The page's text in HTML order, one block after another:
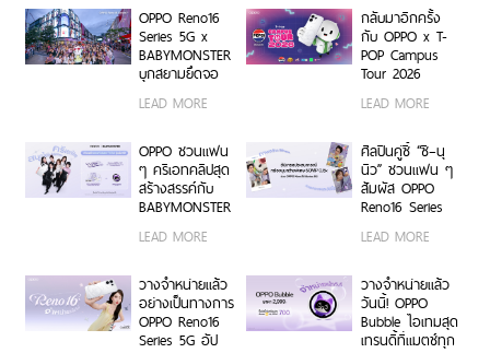
Platform ยก
ระดับการจัดการ
ข้อมูลสู่ยุค
Digital-First
Enterprise
OPPO Reno16
Series 5G x
BABYMONSTER
บุกสยามยึดจอ
บันดาลใจให้ทุก
เองได้เต็มที่ ผ่าน
OPPO K-POP
Star Random
Dance พร้อม
คลูซีฟ
LEAD MORE
กลับมาอีกครั้ง
กับ OPPO x T-
POP Campus
Tour 2026
สนุก บุก 6 รั้ว
ประเทศ ชวนเหล่า
นักศึกษา มา
Make Your
Moment กับ
Series 5G เร็ว ๆ
LEAD MORE
OPPO ชวนแฟน
ๆ ครีเอทคลิปสุด
สร้างสรรค์กับ
BABYMONSTER
คอนเสิร์ตโซน VIP
Edition Gift Box
สุดเอ็กซ์คลูซีฟ
ร่วมสนุกได้ตั้งแต่
6 ก.ค. – 17 ส.ค.
LEAD MORE
ศิลปินคู่ซี้ “ซี–นุ
นิว” ชวนแฟน ๆ
สัมผัส OPPO
Reno16 Series
Unbox พร้อม
กล้องมุมกว้าง
พิเศษ 50MP
0.6x เก็บทุก
โมเมนต์ โดดเด่น
LEAD MORE
วางจำหน่ายแล้ว
อย่างเป็นทางการ
OPPO Reno16
Series 5G อัป
วางจำหน่ายแล้ว
วันนี้! OPPO
Bubble ไอเทมสุด
เทรนดี้ที่แมตช์ทุก